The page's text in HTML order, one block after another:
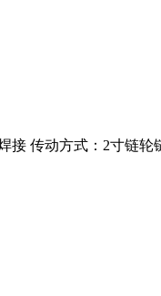
接 传动方式：2寸链